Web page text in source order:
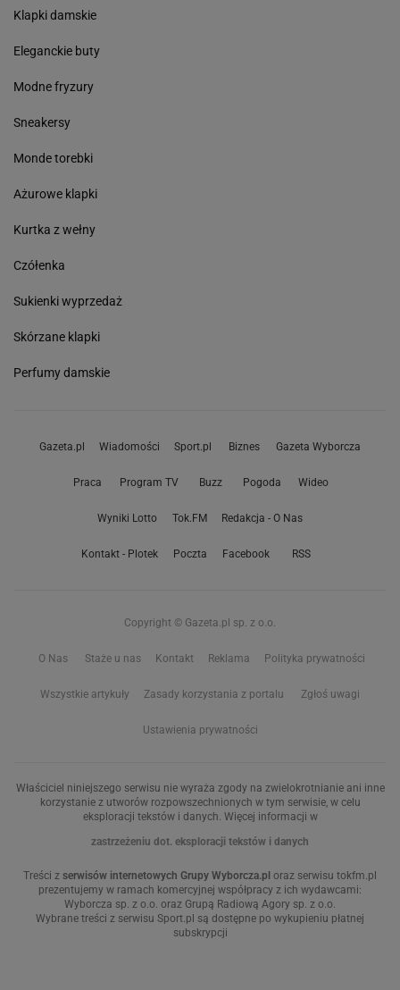
Klapki damskie
Eleganckie buty
Modne fryzury
Sneakersy
Monde torebki
Ażurowe klapki
Kurtka z wełny
Czółenka
Sukienki wyprzedaż
Skórzane klapki
Perfumy damskie
Gazeta.pl Wiadomości Sport.pl Biznes Gazeta Wyborcza
Praca Program TV Buzz Pogoda Wideo
Wyniki Lotto Tok.FM Redakcja - O Nas
Kontakt - Plotek Poczta Facebook RSS
Copyright © Gazeta.pl sp. z o.o.
O Nas Staże u nas Kontakt Reklama Polityka prywatności
Wszystkie artykuły Zasady korzystania z portalu Zgłoś uwagi
Ustawienia prywatności
Właściciel niniejszego serwisu nie wyraża zgody na zwielokrotnianie ani inne
korzystanie z utworów rozpowszechnionych w tym serwisie, w celu
eksploracji tekstów i danych. Więcej informacji w
zastrzeżeniu dot. eksploracji tekstów i danych
Treści z serwisów internetowych Grupy Wyborcza.pl oraz serwisu tokfm.pl
prezentujemy w ramach komercyjnej współpracy z ich wydawcami:
Wyborcza sp. z o.o. oraz Grupą Radiową Agory sp. z o.o.
Wybrane treści z serwisu Sport.pl są dostępne po wykupieniu płatnej
subskrypcji